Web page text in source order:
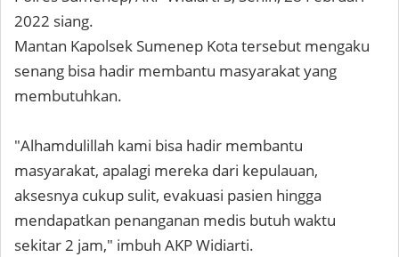
2022 siang.
Mantan Kapolsek Sumenep Kota tersebut mengaku
senang bisa hadir membantu masyarakat yang
membutuhkan.
"Alhamdulillah kami bisa hadir membantu
masyarakat, apalagi mereka dari kepulauan,
aksesnya cukup sulit, evakuasi pasien hingga
mendapatkan penanganan medis butuh waktu
sekitar 2 jam," imbuh AKP Widiarti.